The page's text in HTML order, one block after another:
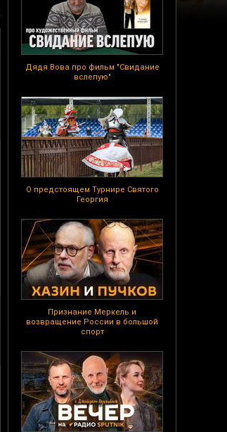
Дядя Вова про фильм "Свидание
вслепую"
О предстоящем Турнире Святого
Георгия
Признание Меркель и
возвращение России в большой
спорт